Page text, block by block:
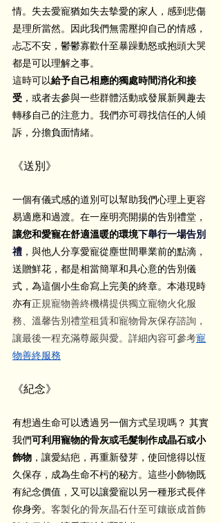
情。失去愛寵猶如失去摰愛的家人，感到悲傷
是理所當然。因此我們無需壓抑自己的情感，
忐忑不安，鬱鬱寡歡什至暴躁動怒或抱頭大哭
都是可以理解之事。
這時可以給予自己相應的獨處時間消化和接
受 ，或者去參與一些群體活動或發展新興趣去
轉移自己的注意力。我們亦可尋找信任的人傾
訴，分擔負面情緒。
《送別》
一個有儀式感的道別可以幫助我們心理上更容
易適應和過渡。在一座明亮開揚的告別禮堂，
讓您和愛寵在舒適溫暖的環境下舉行一場告別
禮 ，與他人分享愛寵從塵世間畢業前的點滴，
送贈鮮花，都是相當簡單和具心意的告別儀
式，為這個小生命寫上完美的終章。本港現時
亦有正規寵物善終機構提供獨立寵物火化服
務、溫馨告別禮堂租賃和寵物骨灰保存諮詢，
讓最後一程充滿尊嚴與愛。詳細內容可參考寵
物善終服務
《紀念》
有想過生命可以透過另一個方式呈現嗎？ 其實
我們可利用寵物的骨灰或毛髮制作成晶石或小
飾物 ，讓愛結疤，再重新發芽，使回憶得以恆
久保存，成為生命不杇的秘方。這些小飾物既
有紀念價值，又可以讓愛寵以另一種形式長伴
你身旁。 客製化的骨灰晶石什至可鑲嵌成首飾